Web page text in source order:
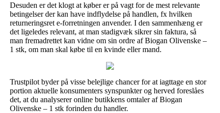
Desuden er det klogt at køber er på vagt for de mest relevante
betingelser der kan have indflydelse på handlen, fx hvilken
returneringsret e-forretningen anvender. I den sammenhæng er
det ligeledes relevant, at man stadigvæk sikrer sin faktura, så
man fremadrettet kan vidne om sin ordre af Biogan Olivenske –
1 stk, om man skal købe til en kvinde eller mand.
Trustpilot byder på visse belejlige chancer for at iagttage en stor
portion aktuelle konsumenters synspunkter og herved foreslåes
det, at du analyserer online butikkens omtaler af Biogan
Olivenske – 1 stk forinden du handler.